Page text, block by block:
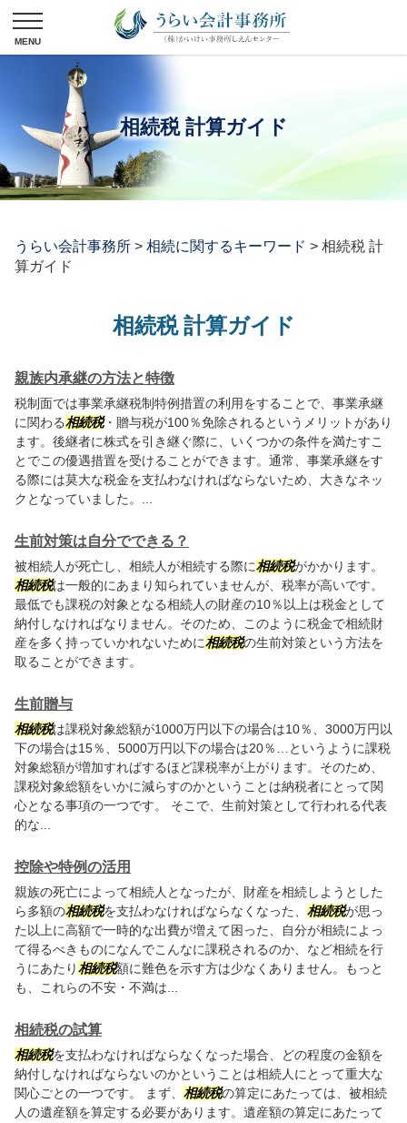
相続税 計算ガイド
うらい会計事務所 > 相続に関するキーワード > 相続税 計
算ガイド
相続税 計算ガイド
親族内承継の方法と特徴
税制面では事業承継税制特例措置の利用をすることで、事業承継
に関わる相続税・贈与税が100％免除されるというメリットがあり
ます。後継者に株式を引き継ぐ際に、いくつかの条件を満たすこ
とでこの優遇措置を受けることができます。通常、事業承継をす
る際には莫大な税金を支払わなければならないため、大きなネッ
クとなっていました。...
生前対策は自分でできる？
被相続人が死亡し、相続人が相続する際に相続税がかかります。
相続税は一般的にあまり知られていませんが、税率が高いです。
最低でも課税の対象となる相続人の財産の10％以上は税金として
納付しなければなりません。そのため、このように税金で相続財
産を多く持っていかれないために相続税の生前対策という方法を
取ることができます。
生前贈与
相続税は課税対象総額が1000万円以下の場合は10％、3000万円以
下の場合は15％、5000万円以下の場合は20％…というように課税
対象総額が増加すればするほど課税率が上がります。そのため、
課税対象総額をいかに減らすのかということは納税者にとって関
心となる事項の一つです。 そこで、生前対策として行われる代表
的な...
控除や特例の活用
親族の死亡によって相続人となったが、財産を相続しようとした
ら多額の相続税を支払わなければならなくなった、 相続税が思っ
た以上に高額で一時的な出費が増えて困った、自分が相続によっ
て得るべきものになんでこんなに課税されるのか、など相続を行
うにあたり相続税額に難色を示す方は少なくありません。もっと
も、これらの不安・不満は...
相続税の試算
相続税を支払わなければならなくなった場合、どの程度の金額を
納付しなければならないのかということは相続人にとって重大な
関心ごとの一つです。 まず、 相続税の算定にあたっては、被相続
人の遺産額を算定する必要があります。遺産額の算定にあたって